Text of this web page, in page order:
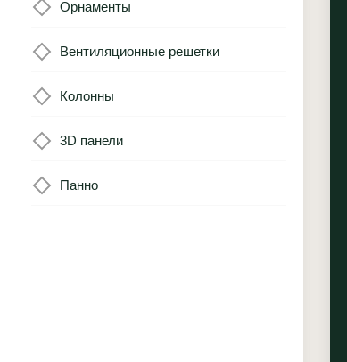
Орнаменты
Вентиляционные решетки
Колонны
3D панели
Панно